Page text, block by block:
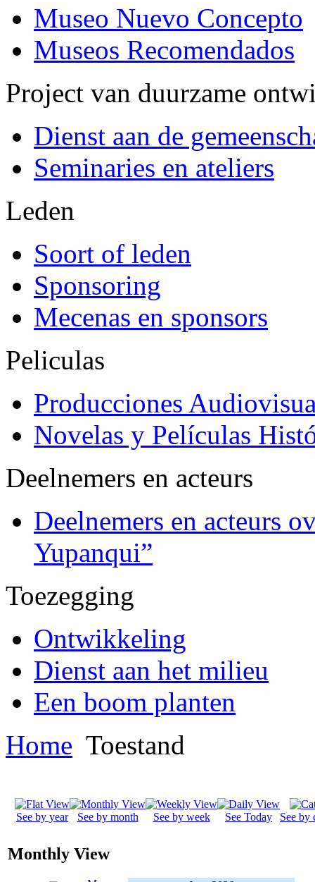
Museo Nuevo Concepto
Museos Recomendados
Project van duurzame
Dienst aan de
Seminaries en ateliers
Leden
Soort of leden
Sponsoring
Mecenas en sponsors
Peliculas
Producciones
Novelas y Películas
Deelnemers en acteurs
Deelnemers en acteurs
Yupanqui”
Toezegging
Ontwikkeling
Dienst aan het milieu
Een boom planten
Home Toestand
See by year See by month See by week See Today See by
Monthly View